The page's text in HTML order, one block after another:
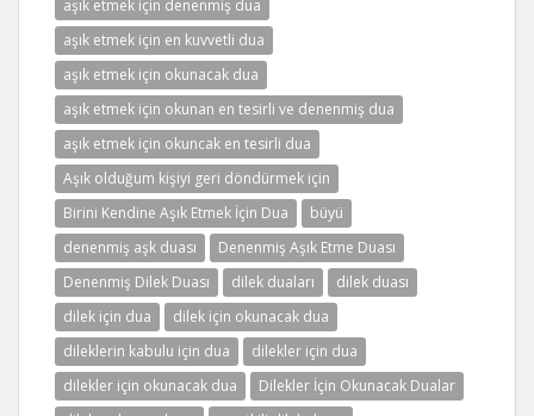
aşık etmek için denenmiş dua
aşık etmek için en kuvvetli dua
aşık etmek için okunacak dua
aşık etmek için okunan en tesirli ve denenmiş dua
aşık etmek için okuncak en tesirli dua
Aşık olduğum kişiyi geri döndürmek için
Birini Kendine Aşık Etmek İçin Dua
büyü
denenmiş aşk duası
Denenmiş Aşık Etme Duası
Denenmiş Dilek Duası
dilek duaları
dilek duası
dilek için dua
dilek için okunacak dua
dileklerin kabulu için dua
dilekler için dua
dilekler için okunacak dua
Dilekler İçin Okunacak Dualar